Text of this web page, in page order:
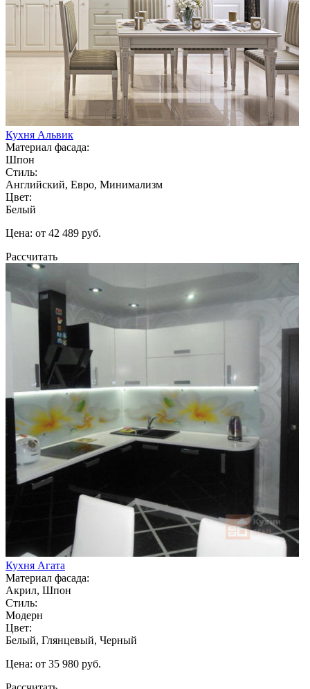
Кухня Альвик
Материал фасада:
Шпон
Стиль:
Английский, Евро, Минимализм
Цвет:
Белый
Цена: от 42 489 руб.
Рассчитать
Кухня Агата
Материал фасада:
Акрил, Шпон
Стиль:
Модерн
Цвет:
Белый, Глянцевый, Черный
Цена: от 35 980 руб.